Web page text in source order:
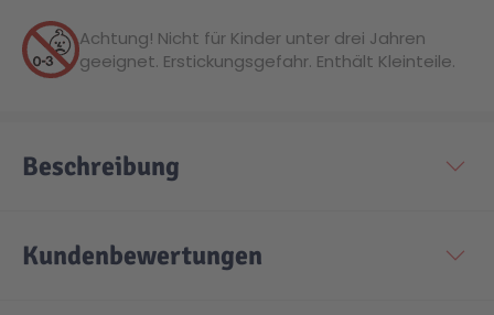
Achtung! Nicht für Kinder unter drei Jahren
geeignet. Erstickungsgefahr. Enthält Kleinteile.
Beschreibung
Kundenbewertungen